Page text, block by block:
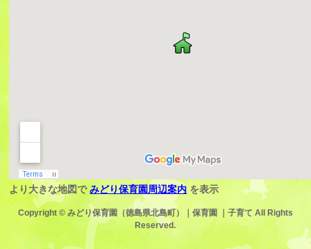
より大きな地図でみどり保育園周辺案内 を表示
Copyright © みどり保育園（徳島県北島町）｜保育園 ｜子育て All Rights
Reserved.